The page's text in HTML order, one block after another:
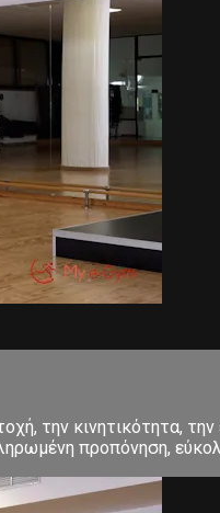
την κινητικότητα,
προπόνηση,